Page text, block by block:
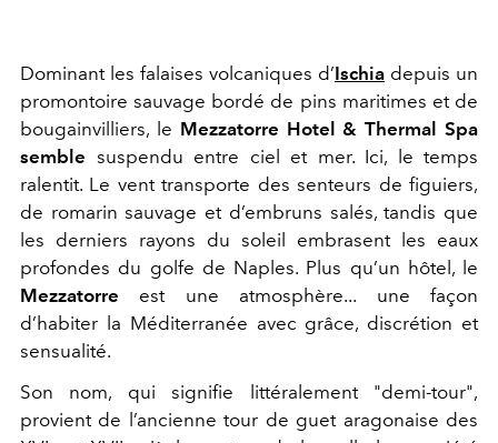
Dominant les falaises volcaniques d’Ischia depuis un
promontoire sauvage bordé de pins maritimes et de
bougainvilliers, le Mezzatorre Hotel & Thermal Spa
semble suspendu entre ciel et mer. Ici, le temps
ralentit. Le vent transporte des senteurs de figuiers,
de romarin sauvage et d’embruns salés, tandis que
les derniers rayons du soleil embrasent les eaux
profondes du golfe de Naples. Plus qu’un hôtel, le
Mezzatorre est une atmosphère... une façon
d’habiter la Méditerranée avec grâce, discrétion et
sensualité.
Son nom, qui signifie littéralement "demi-tour",
provient de l’ancienne tour de guet aragonaise des